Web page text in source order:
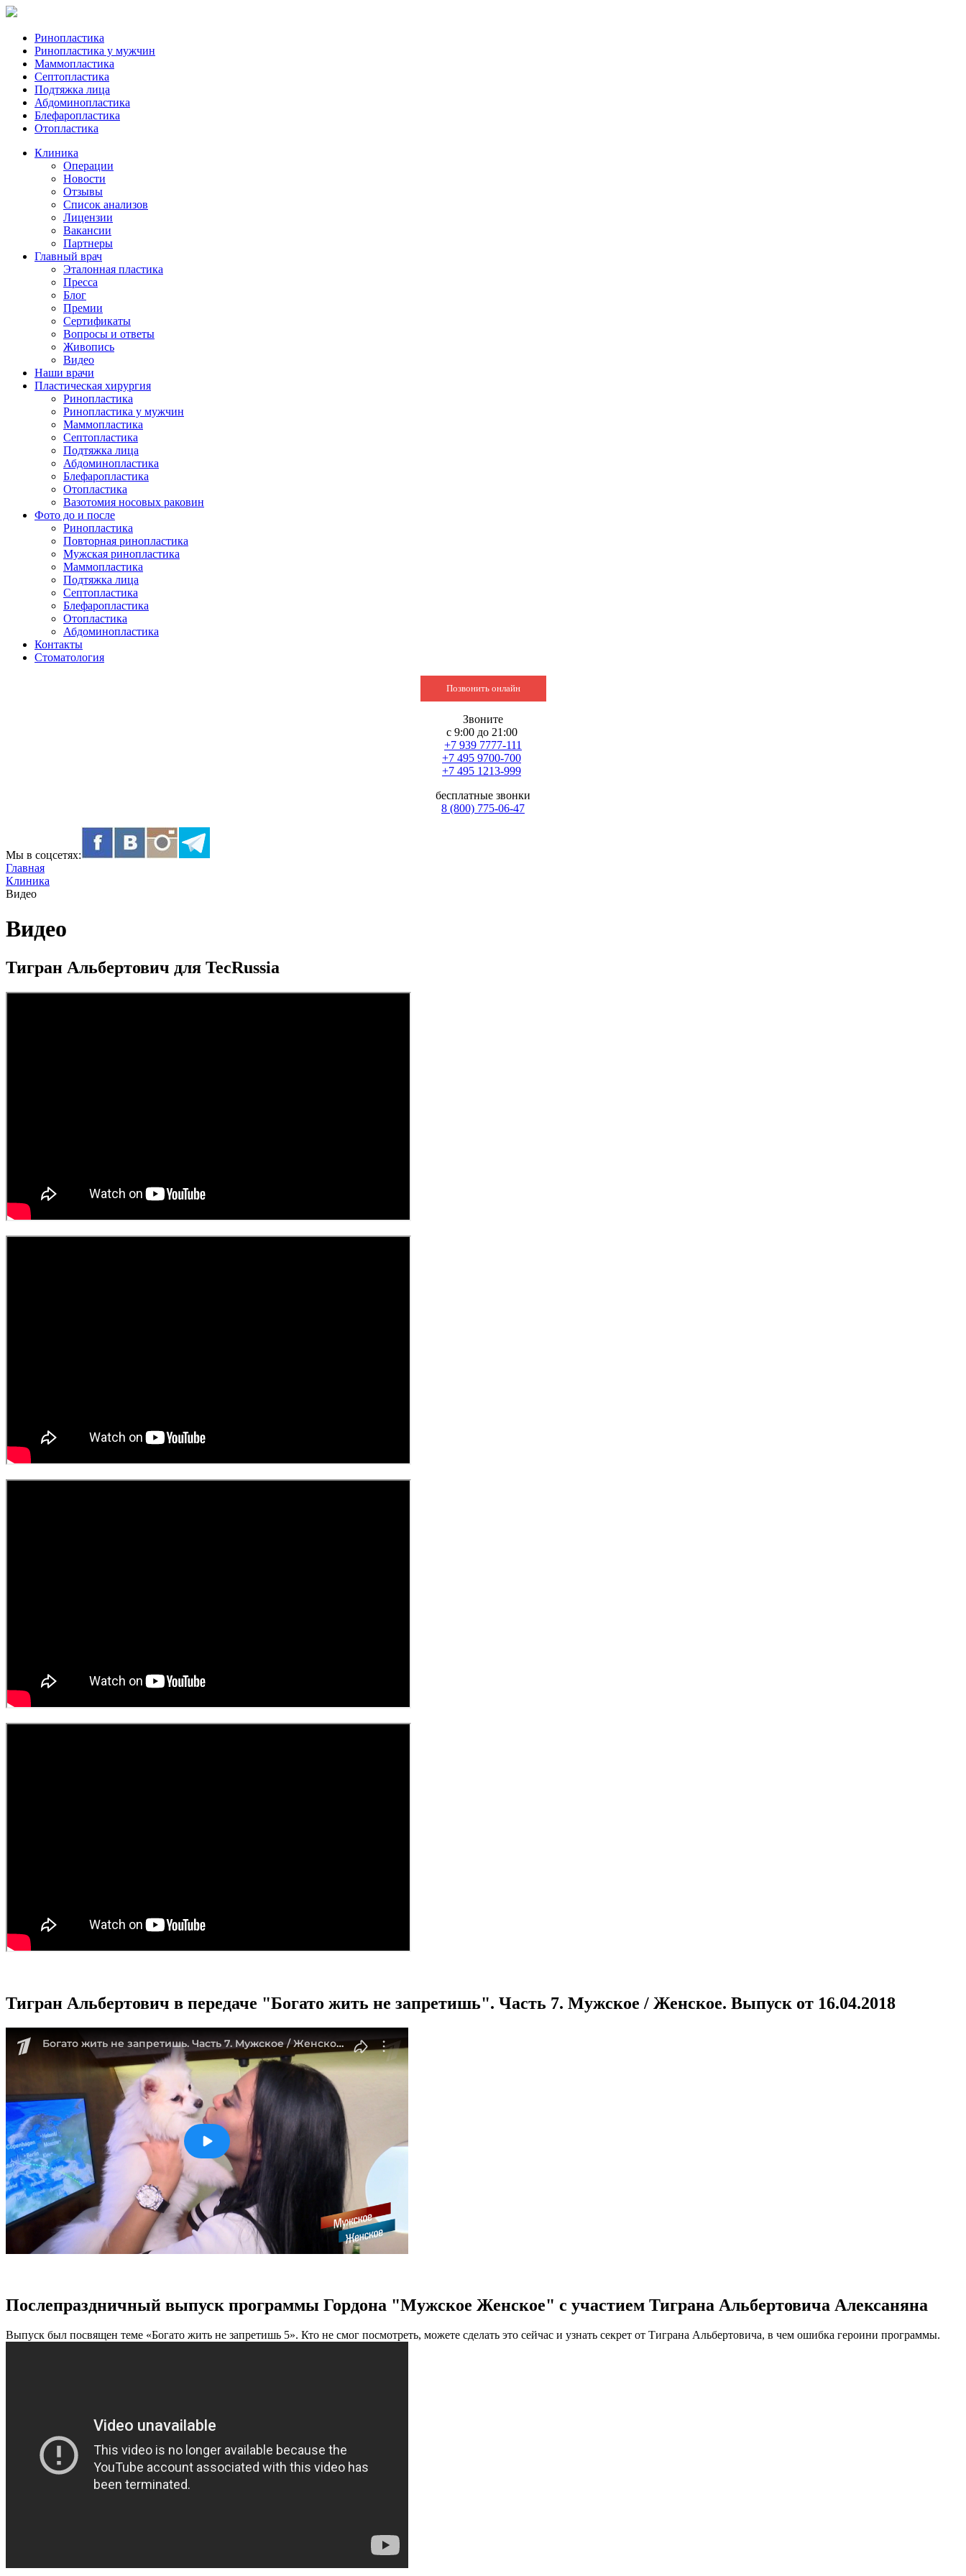
Ринопластика
Ринопластика у мужчин
Маммопластика
Септопластика
Подтяжка лица
Абдоминопластика
Блефаропластика
Отопластика
Клиника
Операции
Новости
Отзывы
Список анализов
Лицензии
Вакансии
Партнеры
Главный врач
Эталонная пластика
Пресса
Блог
Премии
Сертификаты
Вопросы и ответы
Живопись
Видео
Наши врачи
Пластическая хирургия
Ринопластика
Ринопластика у мужчин
Маммопластика
Септопластика
Подтяжка лица
Абдоминопластика
Блефаропластика
Отопластика
Вазотомия носовых раковин
Фото до и после
Ринопластика
Повторная ринопластика
Мужская ринопластика
Маммопластика
Подтяжка лица
Септопластика
Блефаропластика
Отопластика
Абдоминопластика
Контакты
Стоматология
Позвонить онлайн
Звоните
с 9:00 до 21:00
+7 939 7777-111
+7 495 9700-700
+7 495 1213-999
бесплатные звонки
8 (800) 775-06-47
Мы в соцсетях:
Главная
Клиника
Видео
Видео
Тигран Альбертович для TecRussia
Тигран Альбертович в передаче "Богато жить не запретишь". Часть 7. Мужское / Женское. Выпуск от 16.04.2018
Послепраздничный выпуск программы Гордона "Мужское Женское" с участием Тиграна Альбертовича Алексаняна
Выпуск был посвящен теме «Богато жить не запретишь 5». Кто не смог посмотреть, можете сделать это сейчас и узнать секрет от Тиграна Альбертовича, в чем ошибка героини программы.